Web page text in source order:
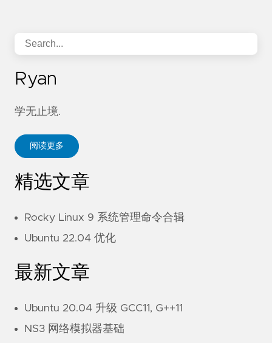
Ryan
学无止境.
阅读更多
精选文章
Rocky Linux 9 系统管理命令合辑
Ubuntu 22.04 优化
最新文章
Ubuntu 20.04 升级 GCC11, G++11
NS3 网络模拟器基础